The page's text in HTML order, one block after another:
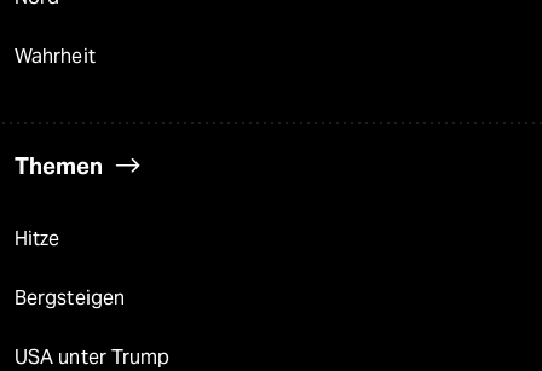
Wahrheit
Themen
Hitze
Bergsteigen
USA unter Trump